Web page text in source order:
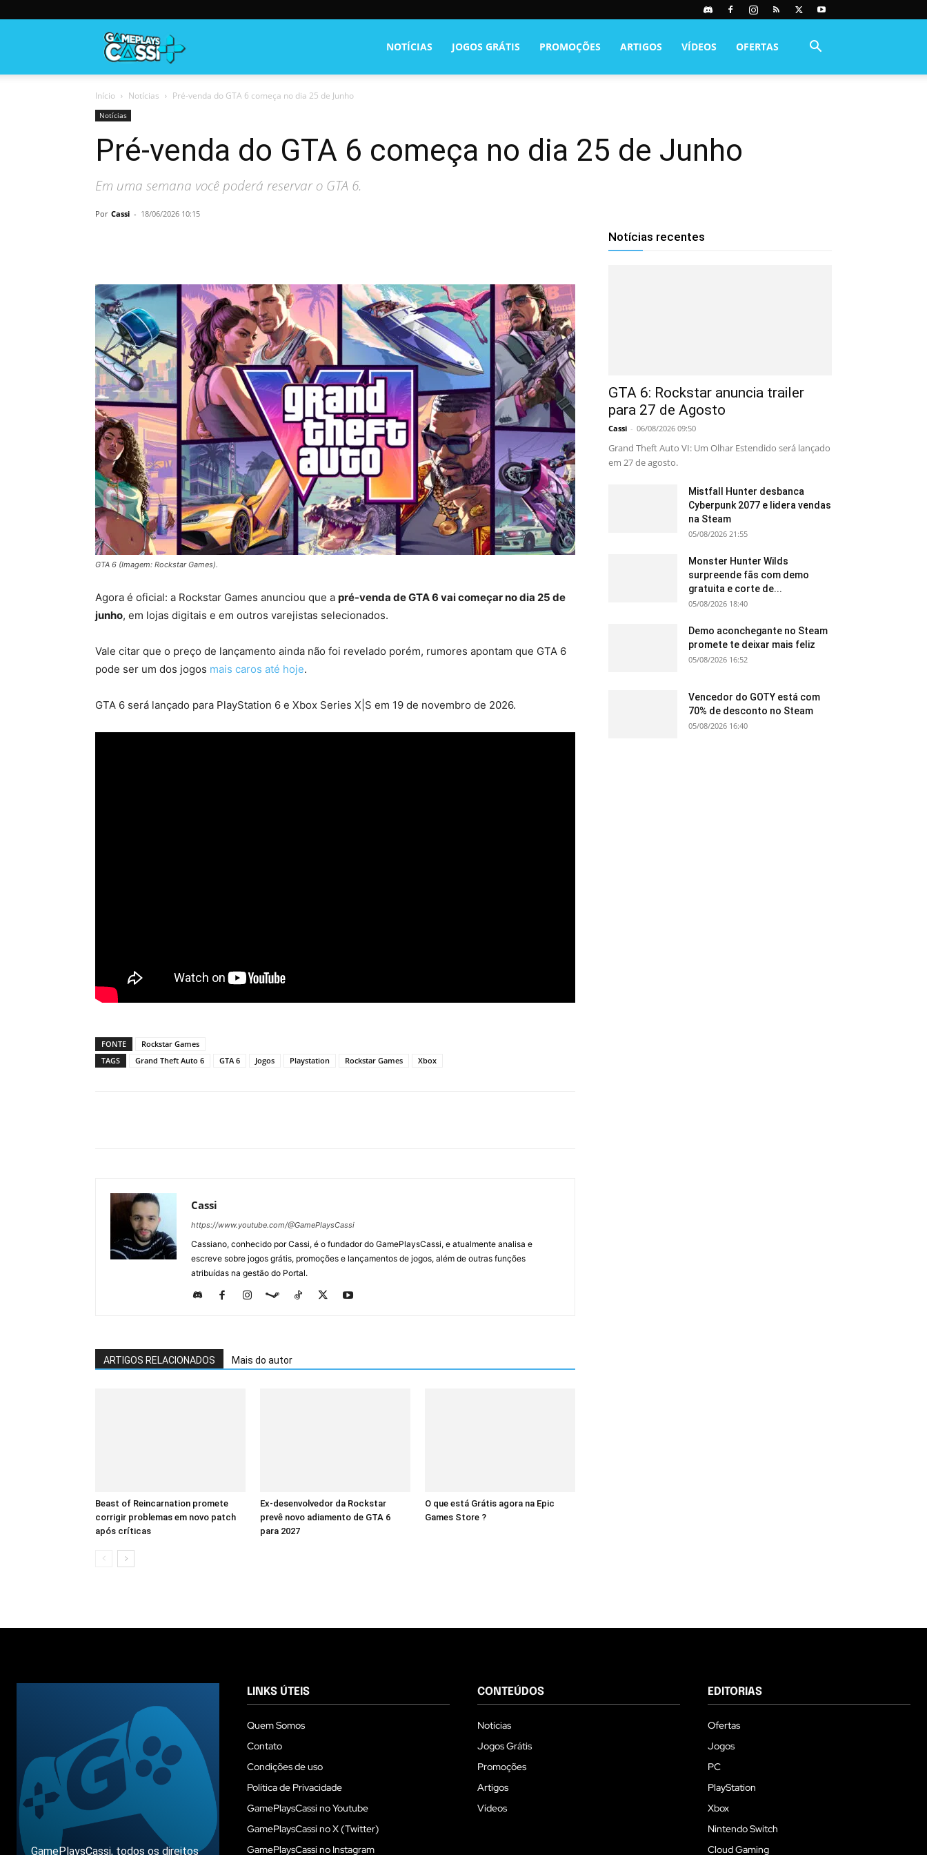
NOTÍCIAS JOGOS GRÁTIS PROMOÇÕES ARTIGOS VÍDEOS OFERTAS
Início Notícias Pré-venda do GTA 6 começa no dia 25 de Junho
Notícias
Pré-venda do GTA 6 começa no dia 25 de Junho
Em uma semana você poderá reservar o GTA 6.
Por Cassi - 18/06/2026 10:15
GTA 6 (Imagem: Rockstar Games).
Agora é oficial: a Rockstar Games anunciou que a pré-venda de GTA 6 vai começar no dia 25 de
junho, em lojas digitais e em outros varejistas selecionados.
Vale citar que o preço de lançamento ainda não foi revelado porém, rumores apontam que GTA 6
pode ser um dos jogos mais caros até hoje.
GTA 6 será lançado para PlayStation 6 e Xbox Series X|S em 19 de novembro de 2026.
FONTE
Rockstar Games
TAGS
Grand Theft Auto 6 GTA 6 Jogos Playstation Rockstar Games Xbox
Cassi
https://www.youtube.com/@GamePlaysCassi
Cassiano, conhecido por Cassi, é o fundador do GamePlaysCassi, e atualmente analisa e
escreve sobre jogos grátis, promoções e lançamentos de jogos, além de outras funções
atribuídas na gestão do Portal.
ARTIGOS RELACIONADOS Mais do autor
Beast of Reincarnation promete
corrigir problemas em novo patch
após críticas
Ex-desenvolvedor da Rockstar
prevê novo adiamento de GTA 6
para 2027
O que está Grátis agora na Epic
Games Store ?
Notícias recentes
GTA 6: Rockstar anuncia trailer
para 27 de Agosto
Cassi - 06/08/2026 09:50
Grand Theft Auto VI: Um Olhar Estendido será lançado
em 27 de agosto.
Mistfall Hunter desbanca
Cyberpunk 2077 e lidera vendas
na Steam
05/08/2026 21:55
Monster Hunter Wilds
surpreende fãs com demo
gratuita e corte de...
05/08/2026 18:40
Demo aconchegante no Steam
promete te deixar mais feliz
05/08/2026 16:52
Vencedor do GOTY está com
70% de desconto no Steam
05/08/2026 16:40
GamePlaysCassi, todos os direitos
LINKS ÚTEIS
Quem Somos
Contato
Condições de uso
Política de Privacidade
GamePlaysCassi no Youtube
GamePlaysCassi no X (Twitter)
GamePlaysCassi no Instagram
CONTEÚDOS
Notícias
Jogos Grátis
Promoções
Artigos
Vídeos
EDITORIAS
Ofertas
Jogos
PC
PlayStation
Xbox
Nintendo Switch
Cloud Gaming